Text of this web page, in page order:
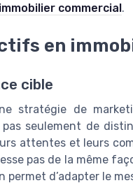
commercial.
en
cible
stratégie de
seulement de
attentes et leurs
pas de la même
d’adapter le